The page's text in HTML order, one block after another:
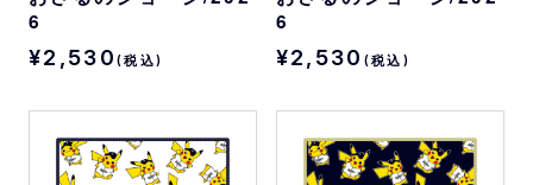
6
¥2,530 (税込)
6
¥2,530 (税込)